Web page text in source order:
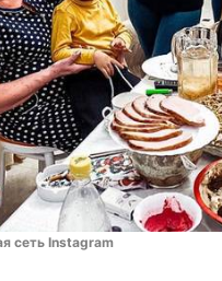
сеть Instagram